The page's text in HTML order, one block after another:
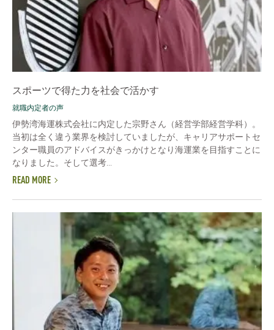
スポーツで得た力を社会で活かす
就職内定者の声
伊勢湾海運株式会社に内定した宗野さん（経営学部経営学科）。
当初は全く違う業界を検討していましたが、キャリアサポートセ
ンター職員のアドバイスがきっかけとなり海運業を目指すことに
なりました。そして選考...
READ MORE